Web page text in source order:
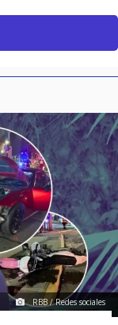
RBB / Redes sociales